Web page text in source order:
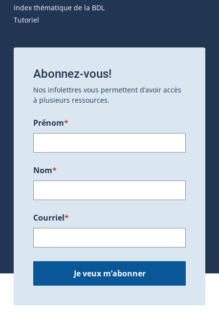
Index thématique de la BDL
Tutoriel
Abonnez-vous!
Nos infolettres vous permettent d’avoir accès
à plusieurs ressources.
Prénom*
Nom*
Courriel*
Je veux m’abonner